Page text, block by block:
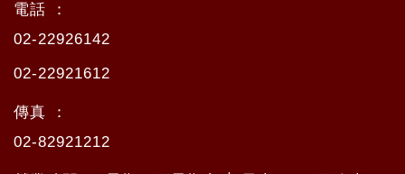
電話 ：
02-22926142
02-22921612
傳真 ：
02-82921212